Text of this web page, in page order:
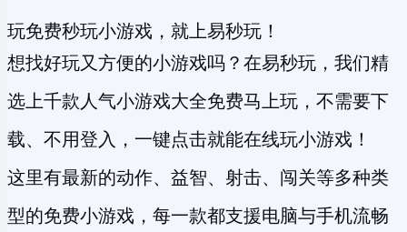
玩免费秒玩小游戏，就上易秒玩！
想找好玩又方便的小游戏吗？在易秒玩，我们精
选上千款人气小游戏大全免费马上玩，不需要下
载、不用登入，一键点击就能在线玩小游戏！
这里有最新的动作、益智、射击、闯关等多种类
型的免费小游戏 ，每一款都支援电脑与手机流畅